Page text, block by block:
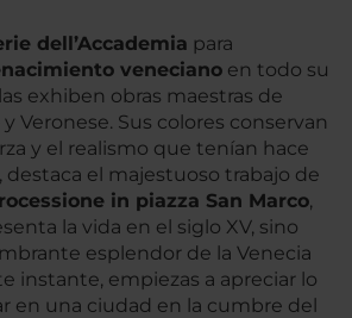
dell’Accademia para
veneciano en todo su
exhiben obras maestras de
Veronese. Sus colores conservan
y el realismo que tenían hace
destaca el majestuoso trabajo de
in piazza San Marco,
la vida en el siglo XV, sino
esplendor de la Venecia
instante, empiezas a apreciar lo
en una ciudad en la cumbre del